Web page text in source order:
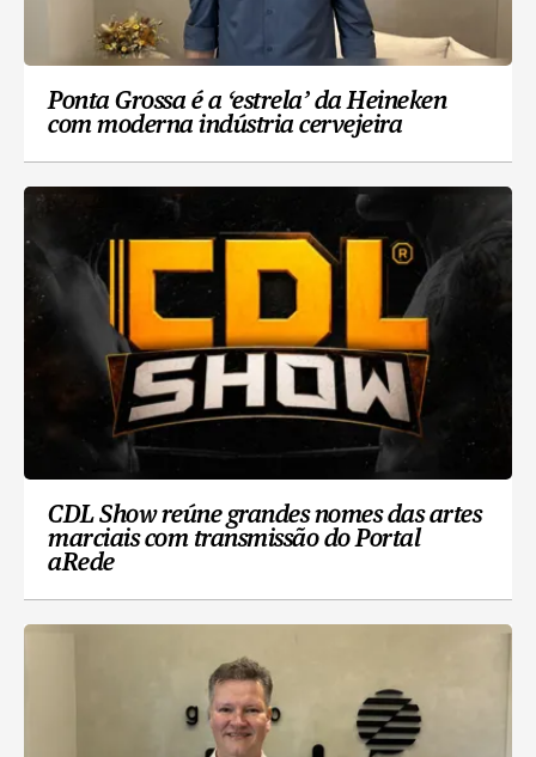
Ponta Grossa é a ‘estrela’ da Heineken
com moderna indústria cervejeira
CDL Show reúne grandes nomes das artes
marciais com transmissão do Portal
aRede